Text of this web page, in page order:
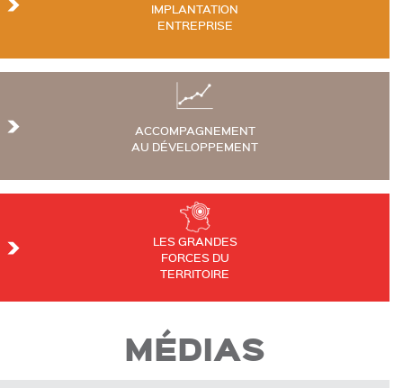
IMPLANTATION
ENTREPRISE
ACCOMPAGNEMENT
AU DÉVELOPPEMENT
LES GRANDES
FORCES DU
TERRITOIRE
MÉDIAS